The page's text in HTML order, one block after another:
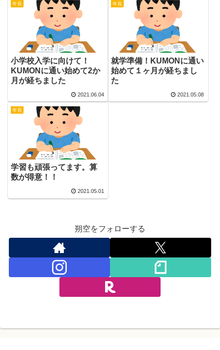
年長
小学校入学に向けて！
KUMONに通い始めて2か
月が経ちました
2021.06.04
年長
就学準備！KUMONに通い
始めて１ヶ月が経ちまし
た
2021.05.08
年長
学習も頑張ってます。算
数が得意！！
2021.05.01
朔空をフォローする